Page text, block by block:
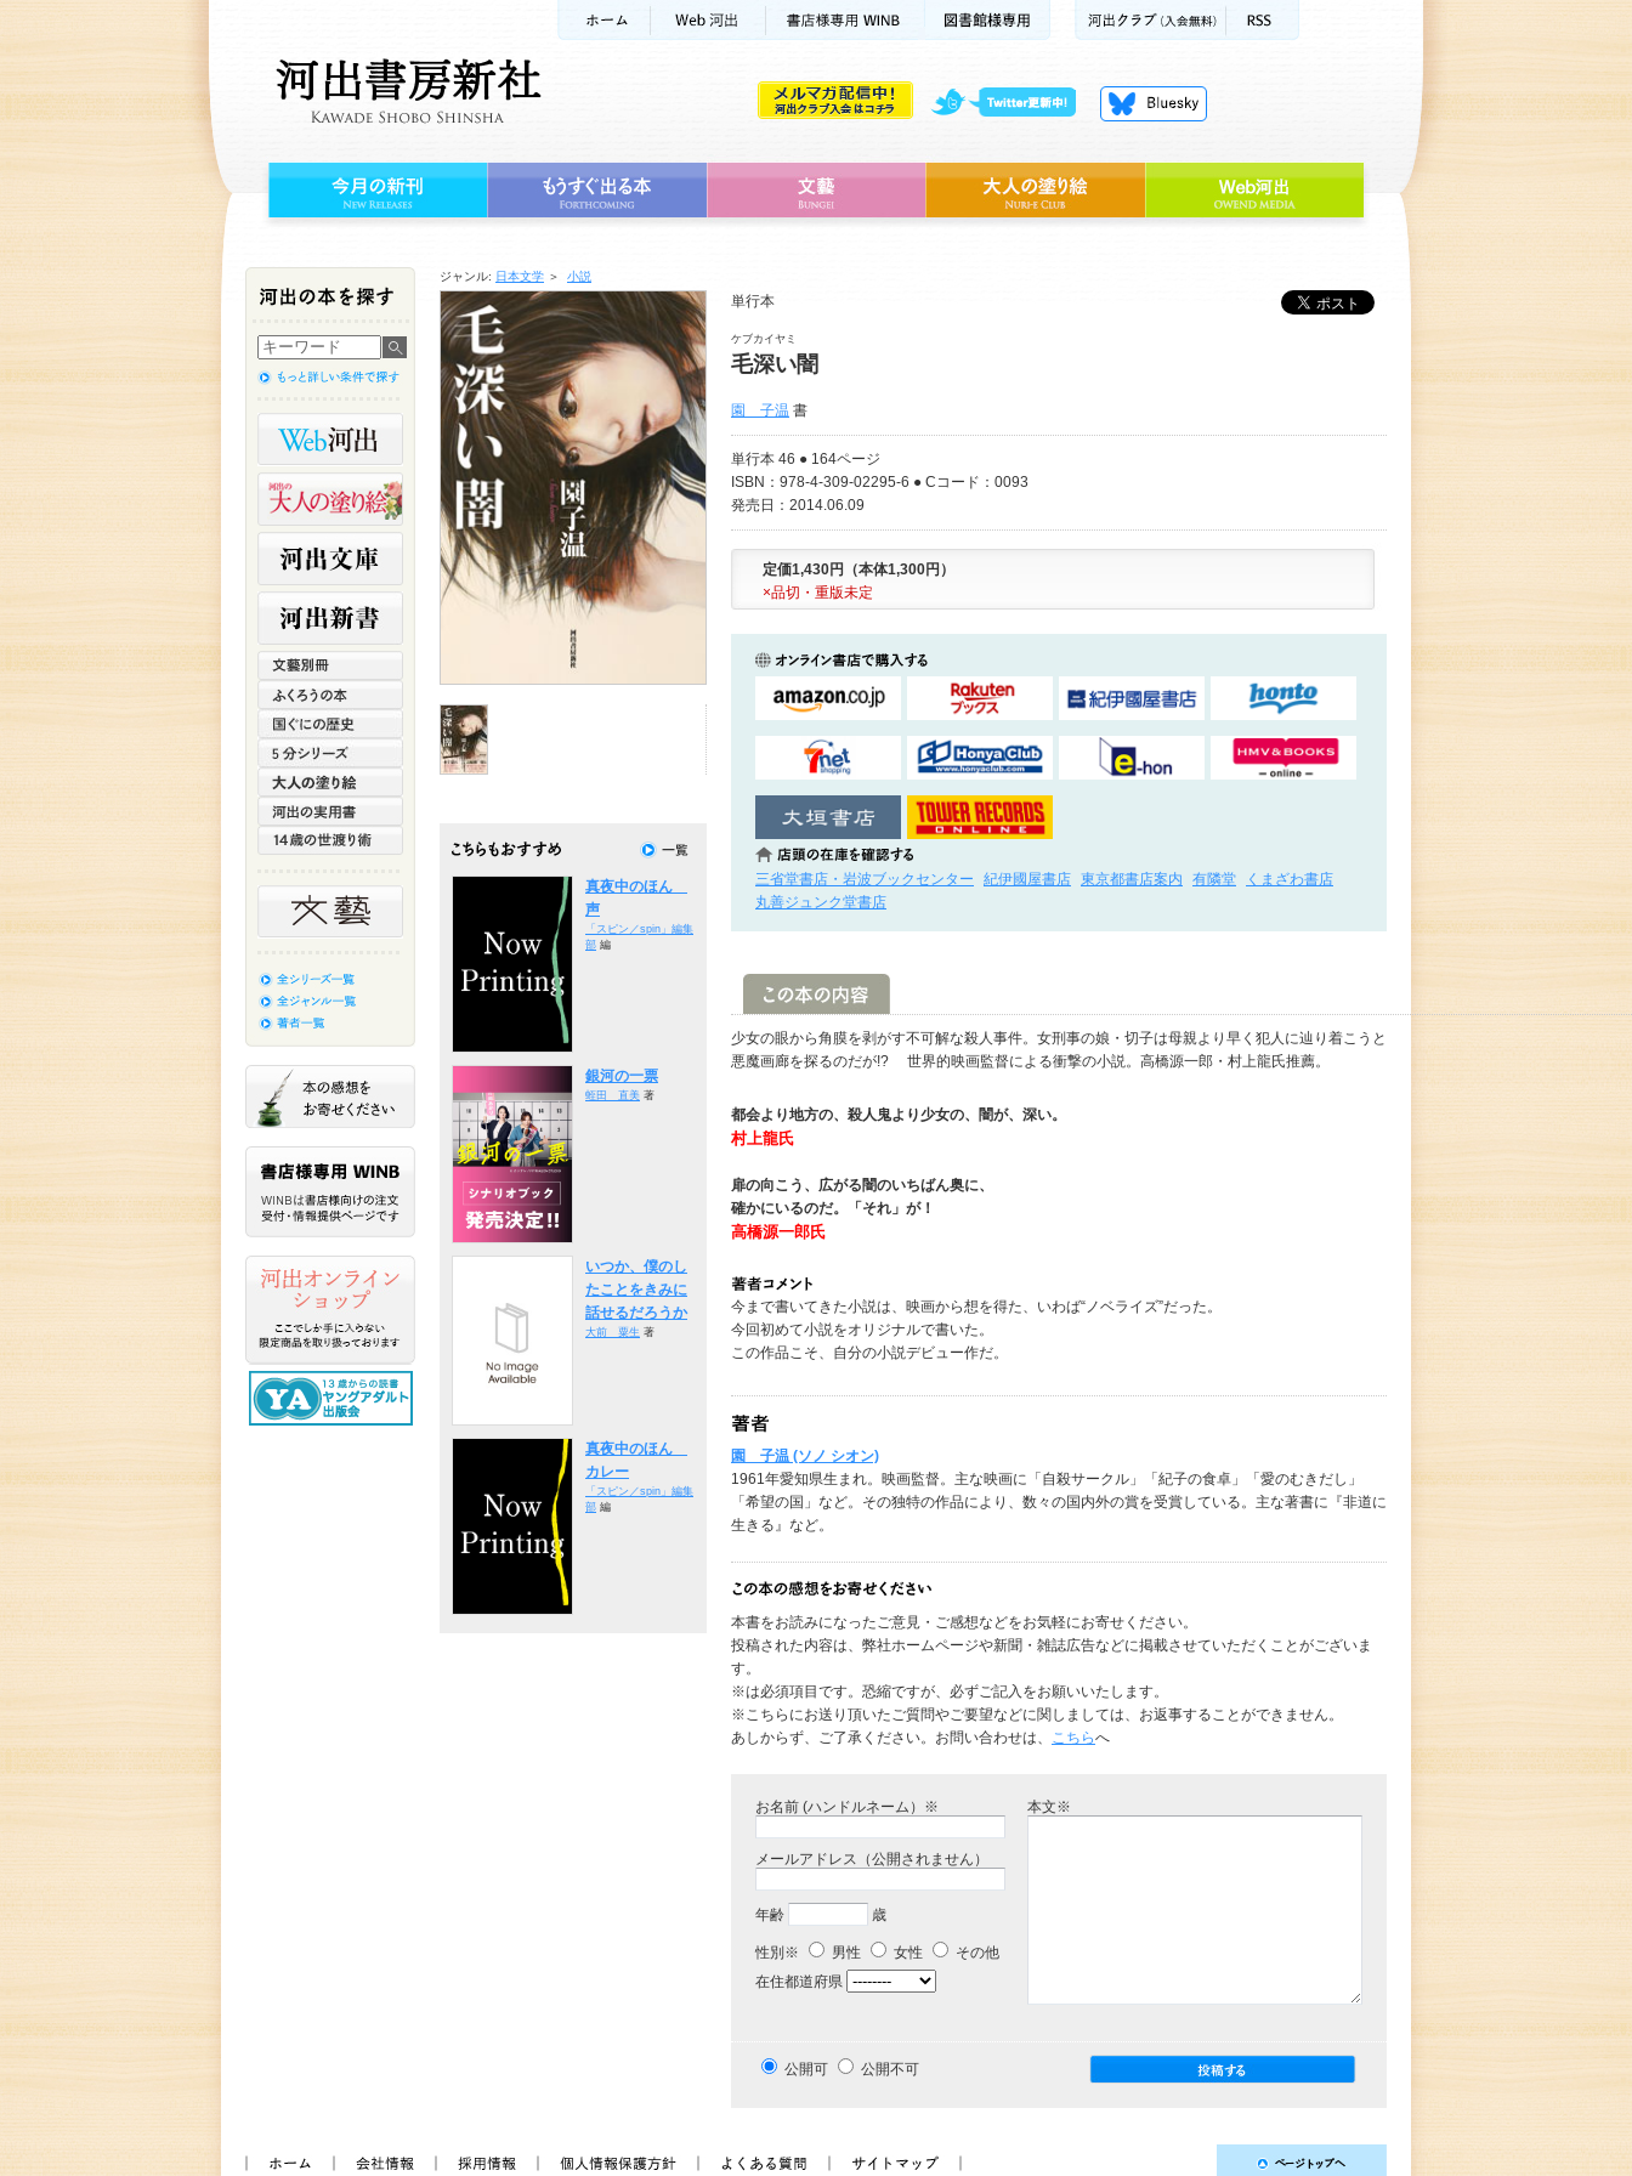
ジャンル: 日本文学 ＞ 小説
単行本
ケブカイヤミ
毛深い闇
園 子温 書
単行本 46 ● 164ページ
ISBN：978-4-309-02295-6 ● Cコード：0093
発売日：2014.06.09
定価1,430円（本体1,300円）
×品切・重版未定
三省堂書店・岩波ブックセンター 紀伊國屋書店 東京都書店案内 有隣堂
くまざわ書店
丸善ジュンク堂書店
少女の眼から角膜を剥がす不可解な殺人事件。女刑事の娘・切子は母親より早く犯人に辿り着こうと
悪魔画廊を探るのだが!? 世界的映画監督による衝撃の小説。高橋源一郎・村上龍氏推薦。
都会より地方の、殺人鬼より少女の、闇が、深い。
村上龍氏
扉の向こう、広がる闇のいちばん奥に、
確かにいるのだ。「それ」が！
高橋源一郎氏
今まで書いてきた小説は、映画から想を得た、いわば“ノベライズ”だった。
今回初めて小説をオリジナルで書いた。
この作品こそ、自分の小説デビュー作だ。
園 子温 (ソノ シオン)
1961年愛知県生まれ。映画監督。主な映画に「自殺サークル」「紀子の食卓」「愛のむきだし」
「希望の国」など。その独特の作品により、数々の国内外の賞を受賞している。主な著書に『非道に
生きる』など。
本書をお読みになったご意見・ご感想などをお気軽にお寄せください。
投稿された内容は、弊社ホームページや新聞・雑誌広告などに掲載させていただくことがございま
す。
※は必須項目です。恐縮ですが、必ずご記入をお願いいたします。
※こちらにお送り頂いたご質問やご要望などに関しましては、お返事することができません。
あしからず、ご了承ください。お問い合わせは、 こちらへ
お名前 (ハンドルネーム）※
メールアドレス（公開されません）
年齢 歳
性別※ 男性 女性
その他
在住都道府県
本文※
公開可 公開不可
真夜中のほん
声
「スピン／spin」編集
部 編
銀河の一票
蛭田 直美 著
いつか、僕のし
たことをきみに
話せるだろうか
大前 粟生 著
真夜中のほん
カレー
「スピン／spin」編集
部 編